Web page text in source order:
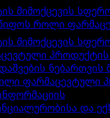
მიმოქცევის
როლი
მიმოქცევის
ნებართვის
ფარმაცევტული
და